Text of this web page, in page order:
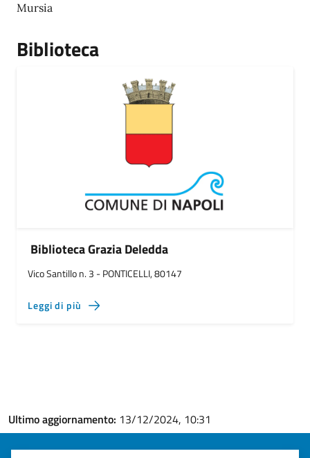
Mursia
Biblioteca
Biblioteca Grazia Deledda
Vico Santillo n. 3 - PONTICELLI, 80147
Leggi di più
Ultimo aggiornamento: 13/12/2024, 10:31